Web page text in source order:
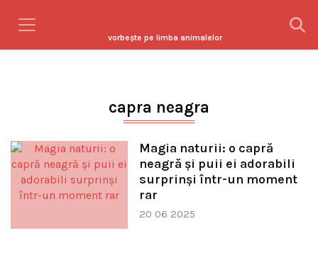
vorbeşte pe limba animalelor
capra neagra
Magia naturii: o capră
neagră și puii ei adorabili
surprinși într-un moment
rar
20 06 2025